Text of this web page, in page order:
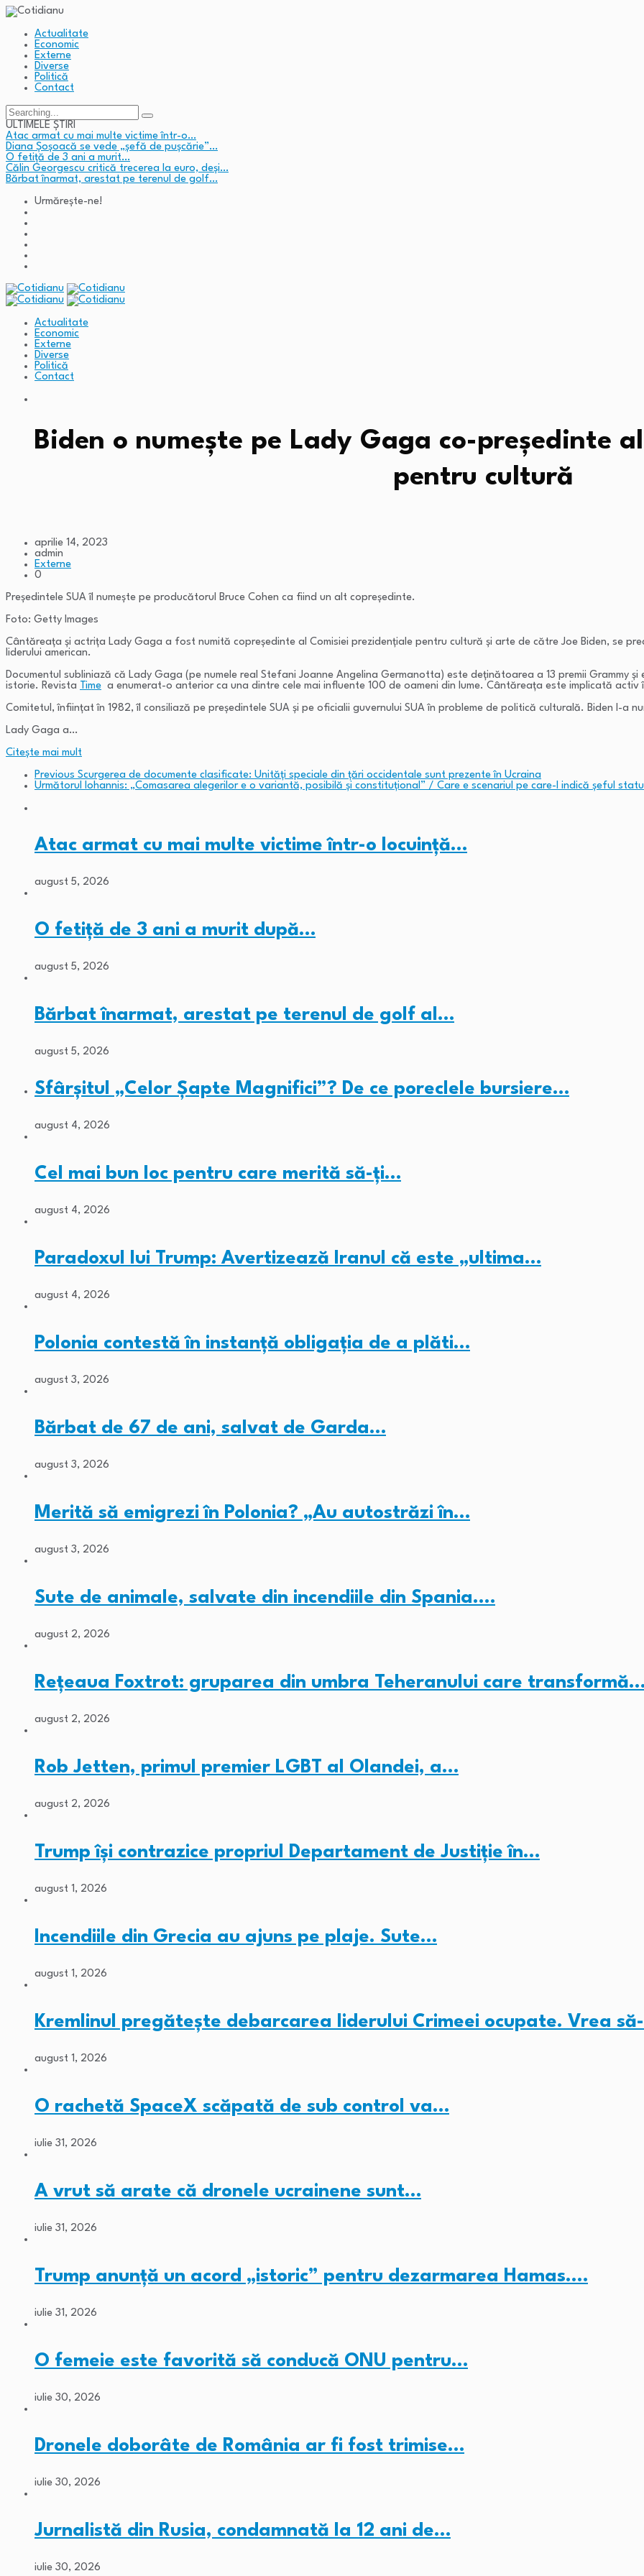
Actualitate
Economic
Externe
Diverse
Politică
Contact
Search
for:
ULTIMELE ȘTIRI
Atac armat cu mai multe victime într-o…
Diana Șoșoacă se vede „șefă de pușcărie”…
O fetiță de 3 ani a murit…
Călin Georgescu critică trecerea la euro, deși…
Bărbat înarmat, arestat pe terenul de golf…
Urmărește-ne!
Actualitate
Economic
Externe
Diverse
Politică
Contact
Biden o numește pe Lady Gaga co-președinte
pentru cultură
aprilie 14, 2023
admin
Externe
0
Președintele SUA îl numește pe producătorul Bruce Cohen ca fiind un alt copreședinte.
Foto: Getty Images
Cântăreața și actrița Lady Gaga a fost numită copreședinte al Comisiei prezidențiale pentru cultură și arte de către Joe Biden, se
liderului american.
Documentul subliniază că Lady Gaga (pe numele real Stefani Joanne Angelina Germanotta) este deținătoarea a 13 premii Grammy
istorie. Revista Time a enumerat-o anterior ca una dintre cele mai influente 100 de oameni din lume. Cântăreața este implicată
Comitetul, înființat în 1982, îl consiliază pe președintele SUA și pe oficialii guvernului SUA în probleme de politică culturală. Biden l-a
Lady Gaga a…
Citeşte mai mult
Previous Scurgerea de documente clasificate: Unități speciale din țări occidentale sunt prezente în Ucraina
Următorul
Iohannis: „Comasarea alegerilor e o variantă, posibilă și constituțional” / Care e scenariul pe care-l indică șeful
Atac armat cu mai multe victime într-o locuință…
august 5, 2026
O fetiță de 3 ani a murit după…
august 5, 2026
Bărbat înarmat, arestat pe terenul de golf al…
august 5, 2026
Sfârșitul „Celor Șapte Magnifici”? De ce poreclele bursiere…
august 4, 2026
Cel mai bun loc pentru care merită să-ți…
august 4, 2026
Paradoxul lui Trump: Avertizează Iranul că este „ultima…
august 4, 2026
Polonia contestă în instanță obligația de a plăti…
august 3, 2026
Bărbat de 67 de ani, salvat de Garda…
august 3, 2026
Merită să emigrezi în Polonia? „Au autostrăzi în…
august 3, 2026
Sute de animale, salvate din incendiile din Spania.…
august 2, 2026
Rețeaua Foxtrot: gruparea din umbra Teheranului care
august 2, 2026
Rob Jetten, primul premier LGBT al Olandei, a…
august 2, 2026
Trump își contrazice propriul Departament de Justiție în…
august 1, 2026
Incendiile din Grecia au ajuns pe plaje. Sute…
august 1, 2026
Kremlinul pregătește debarcarea liderului Crimeei ocupate. Vrea
august 1, 2026
O rachetă SpaceX scăpată de sub control va…
iulie 31, 2026
A vrut să arate că dronele ucrainene sunt…
iulie 31, 2026
Trump anunță un acord „istoric” pentru dezarmarea Hamas.…
iulie 31, 2026
O femeie este favorită să conducă ONU pentru…
iulie 30, 2026
Dronele doborâte de România ar fi fost trimise…
iulie 30, 2026
Jurnalistă din Rusia, condamnată la 12 ani de…
iulie 30, 2026